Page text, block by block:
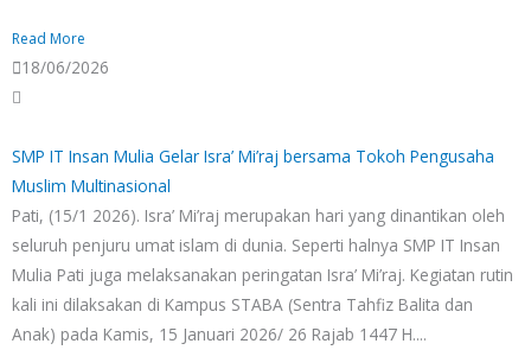
Read More
18/06/2026
SMP IT Insan Mulia Gelar Isra’ Mi’raj bersama Tokoh Pengusaha
Muslim Multinasional
Pati, (15/1 2026). Isra’ Mi’raj merupakan hari yang dinantikan oleh
seluruh penjuru umat islam di dunia. Seperti halnya SMP IT Insan
Mulia Pati juga melaksanakan peringatan Isra’ Mi’raj. Kegiatan rutin
kali ini dilaksakan di Kampus STABA (Sentra Tahfiz Balita dan
Anak) pada Kamis, 15 Januari 2026/ 26 Rajab 1447 H....